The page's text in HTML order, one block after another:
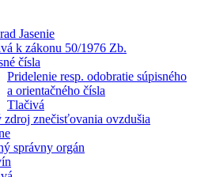
Jasenie
k zákonu 50/1976 Zb.
čísla
Pridelenie resp. odobratie súpisného
a orientačného čísla
Tlačivá
zdroj znečisťovania ovzdušia
správny orgán